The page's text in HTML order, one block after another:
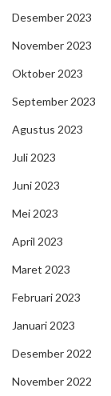
Desember 2023
November 2023
Oktober 2023
September 2023
Agustus 2023
Juli 2023
Juni 2023
Mei 2023
April 2023
Maret 2023
Februari 2023
Januari 2023
Desember 2022
November 2022